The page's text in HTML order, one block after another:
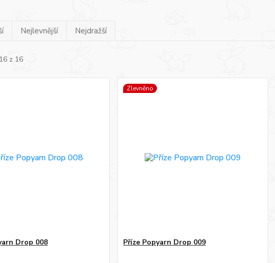
Nejlevnější Nejdražší
z 16
Drop 008
Zlevněno
Příze Popyarn Drop 009